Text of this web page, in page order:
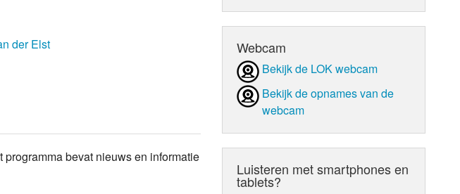
der Elst
bevat nieuws en informatie
Webcam
Bekijk de LOK webcam
Bekijk de opnames van de
webcam
Luisteren met smartphones en
tablets?